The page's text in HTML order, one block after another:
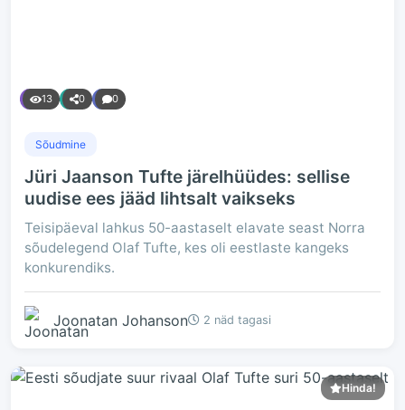
13 0 0
Sõudmine
Jüri Jaanson Tufte järelhüüdes: sellise
uudise ees jääd lihtsalt vaikseks
Teisipäeval lahkus 50-aastaselt elavate seast Norra
sõudelegend Olaf Tufte, kes oli eestlaste kangeks
konkurendiks.
Joonatan Johanson 2 näd tagasi
Hinda!